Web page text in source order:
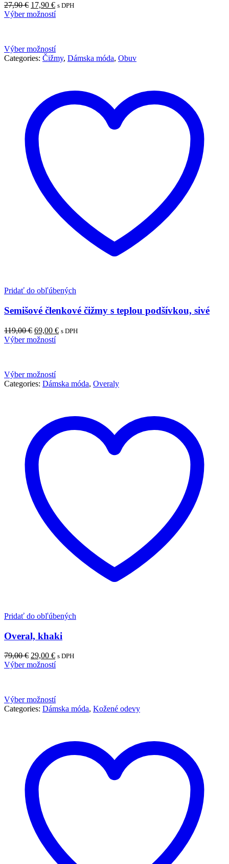
27,90€ 17,90 € s DPH
Výber možností
Výber možností
Categories: Čižmy, Dámska móda, Obuv
Pridať do obľúbených
Semišové členkové čižmy s teplou podšívkou, sivé
119,00€ 69,00 € s DPH
Výber možností
Výber možností
Categories: Dámska móda, Overaly
Pridať do obľúbených
Overal, khaki
79,00€ 29,00 € s DPH
Výber možností
Výber možností
Categories: Dámska móda, Kožené odevy